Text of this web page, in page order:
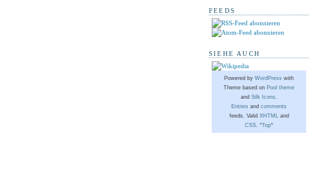
FEEDS
SIEHE AUCH
Powered by WordPress with
Theme based on Pool theme
and Silk Icons.
Entries and comments
feeds. Valid XHTMLand
CSS. ^Top^